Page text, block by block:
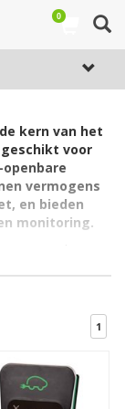
0
kern van het
geschikt voor
vermogens
en bieden
monitoring.
1